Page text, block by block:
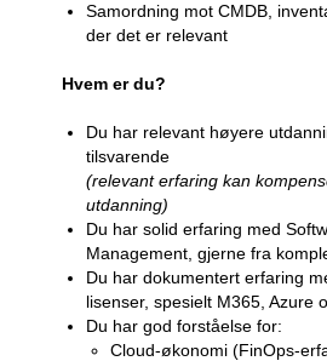
Samordning mot CMDB,
der det er relevant
Hvem er du?
Du har relevant høyere
tilsvarende
(relevant erfaring kan
utdanning)
Du har solid erfaring med
Management, gjerne fra
Du har dokumentert erfaring
lisenser, spesielt M365, Azure
Du har god forståelse for:
Cloud-økonomi (FinOps-